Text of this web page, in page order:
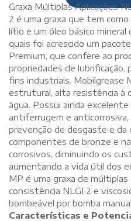
Graxa Múltiplas Aplicações
2 é uma graxa que tem
lítio e um óleo básico mineral
quais foi acrescido um
Premium, que confere ao
propriedades de
fins industriais. Mobilgrease
estrutural, alta resistência à
água. Possui ainda
antiferrugem e
prevenção de desgaste e da
componentes de bronze e
corrosivos, diminuindo os
aumentando a vida útil dos
MP é uma graxa de múltiplas
consistência NLGI 2 e
bombeável por bomba
Características e